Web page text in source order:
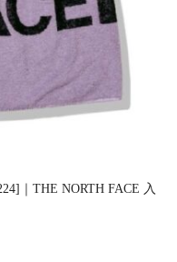
｜THE NORTH FACE 入